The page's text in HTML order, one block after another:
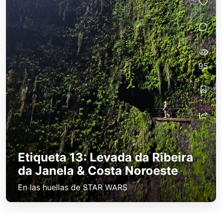
Etiqueta 13: Levada da Ribeira
da Janela & Costa Noroeste
En las huellas de STAR WARS
95